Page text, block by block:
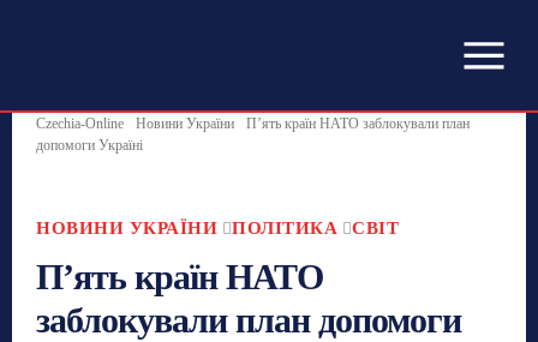
Czechia-Online Новини України
П’ять країн НАТО заблокували план
допомоги Україні
НОВИНИ УКРАЇНИ ПОЛІТИКА СВІТ
П’ять країн НАТО
заблокували план допомоги